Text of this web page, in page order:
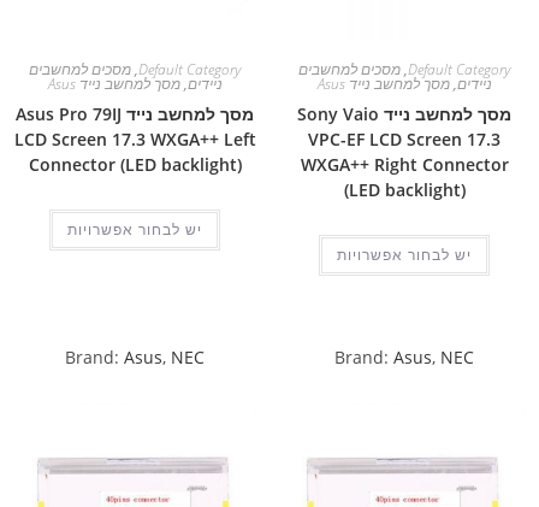
Default Category
,מסכים למחשבים
ניידים,מסך למחשב נייד Asus
מסך למחשב נייד Sony Vaio
VPC-EF LCD Screen 17.3
WXGA++ Right Connector
(LED backlight)
יש לבחור אפשרויות
Default Category
,מסכים למחשבים
ניידים,מסך למחשב נייד Asus
מסך למחשב נייד Asus Pro 79IJ
LCD Screen 17.3 WXGA++ Left
Connector (LED backlight)
יש לבחור אפשרויות
Brand: Asus, NEC
Brand: Asus, NEC